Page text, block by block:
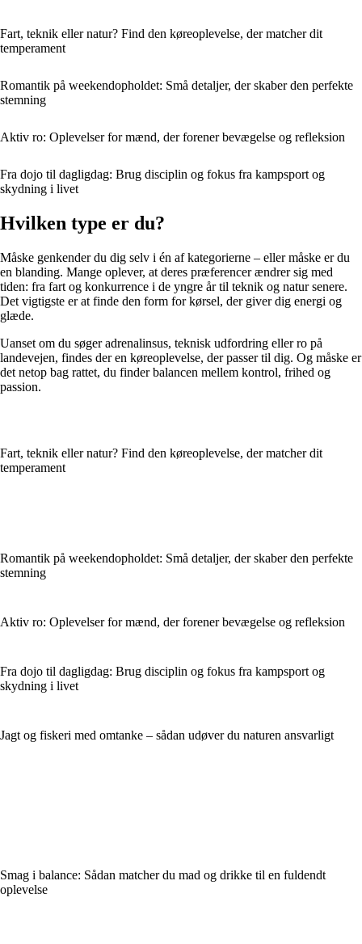
Fart, teknik eller natur? Find den køreoplevelse, der matcher dit
temperament
Romantik på weekendopholdet: Små detaljer, der skaber den perfekte
stemning
Aktiv ro: Oplevelser for mænd, der forener bevægelse og refleksion
Fra dojo til dagligdag: Brug disciplin og fokus fra kampsport og
skydning i livet
Hvilken type er du?
Måske genkender du dig selv i én af kategorierne – eller måske er du
en blanding. Mange oplever, at deres præferencer ændrer sig med
tiden: fra fart og konkurrence i de yngre år til teknik og natur senere.
Det vigtigste er at finde den form for kørsel, der giver dig energi og
glæde.
Uanset om du søger adrenalinsus, teknisk udfordring eller ro på
landevejen, findes der en køreoplevelse, der passer til dig. Og måske er
det netop bag rattet, du finder balancen mellem kontrol, frihed og
passion.
Fart, teknik eller natur? Find den køreoplevelse, der matcher dit
temperament
Romantik på weekendopholdet: Små detaljer, der skaber den perfekte
stemning
Aktiv ro: Oplevelser for mænd, der forener bevægelse og refleksion
Fra dojo til dagligdag: Brug disciplin og fokus fra kampsport og
skydning i livet
Jagt og fiskeri med omtanke – sådan udøver du naturen ansvarligt
Smag i balance: Sådan matcher du mad og drikke til en fuldendt
oplevelse